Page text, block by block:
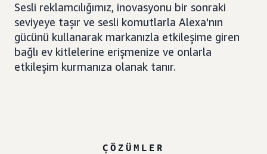
Sesli reklamcılığımız, inovasyonu bir sonraki
seviyeye taşır ve sesli komutlarla Alexa'nın
gücünü kullanarak markanızla etkileşime giren
bağlı ev kitlelerine erişmenize ve onlarla
etkileşim kurmanıza olanak tanır.
ÇÖZÜMLER